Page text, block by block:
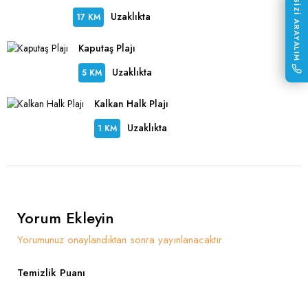
17 KM Uzaklıkta
Kaputaş Plajı
5 KM Uzaklıkta
Kalkan Halk Plajı
1 KM Uzaklıkta
Yorum Ekleyin
Yorumunuz onaylandıktan sonra yayınlanacaktır.
Temizlik Puanı
SİZİ ARAYALIM